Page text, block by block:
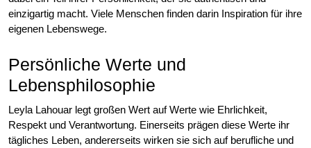
einzigartig macht. Viele Menschen finden darin Inspiration für ihre
eigenen Lebenswege.
Persönliche Werte und
Lebensphilosophie
Leyla Lahouar legt großen Wert auf Werte wie Ehrlichkeit,
Respekt und Verantwortung. Einerseits prägen diese Werte ihr
tägliches Leben, andererseits wirken sie sich auf berufliche und